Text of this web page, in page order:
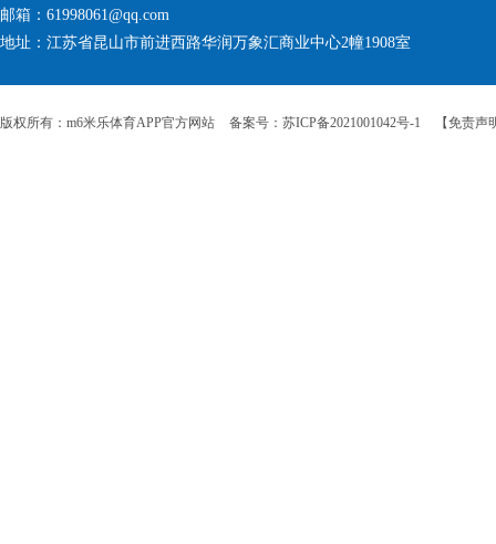
邮箱：61998061@qq.com
地址：江苏省昆山市前进西路华润万象汇商业中心2幢1908室
版权所有：m6米乐体育APP官方网站 备案号：苏ICP备2021001042号-1 【免责声